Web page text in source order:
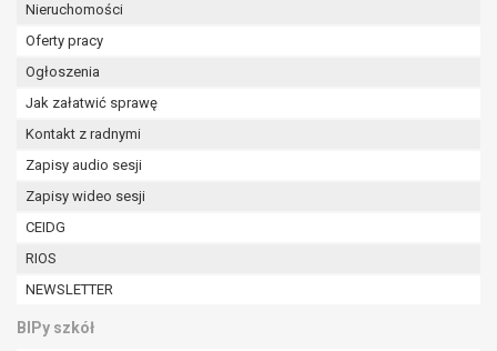
Nieruchomości
Oferty pracy
Ogłoszenia
Jak załatwić sprawę
Kontakt z radnymi
Zapisy audio sesji
Zapisy wideo sesji
CEIDG
RIOS
NEWSLETTER
BIPy szkół
W przypadku gdy przetwarzanie danych
osobowych odbywa się na podstawie zgody osoby
lit a RODO), przysługuje Pani/Panu prawo do
cofnięcia tej zgody w dowolnym momencie.
Cofnięcie to nie ma wpływu na zgodność
przetwarzania, którego dokonano na podstawie
przetwarzanie Pani/Pana danych osobowych
Organem właściwym do wniesienia skargi jest